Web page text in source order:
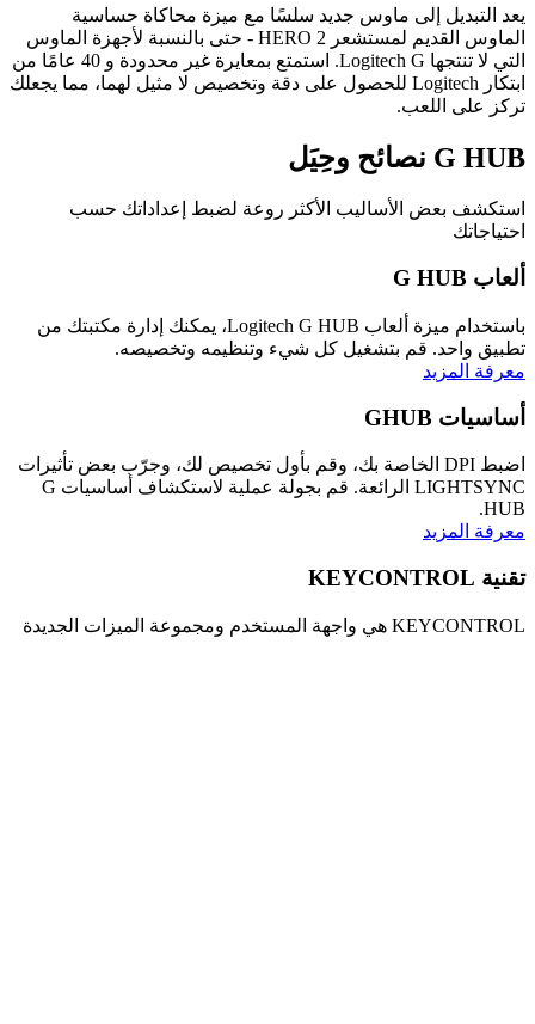
يعد التبديل إلى ماوس جديد سلسًا مع ميزة محاكاة حساسية
الماوس القديم لمستشعر HERO 2 - حتى بالنسبة لأجهزة الماوس
التي لا تنتجها Logitech G. استمتع بمعايرة غير محدودة و 40 عامًا من
ابتكار Logitech للحصول على دقة وتخصيص لا مثيل لهما، مما يجعلك
تركز على اللعب.
G HUB نصائح وحِيَل
استكشف بعض الأساليب الأكثر روعة لضبط إعداداتك حسب
احتياجاتك
ألعاب G HUB
باستخدام ميزة ألعاب Logitech G HUB، يمكنك إدارة مكتبتك من
تطبيق واحد. قم بتشغيل كل شيء وتنظيمه وتخصيصه.
معرفة المزيد
أساسيات GHUB
اضبط DPI الخاصة بك، وقم بأول تخصيص لك، وجرّب بعض تأثيرات
‏LIGHTSYNC الرائعة. قم بجولة عملية لاستكشاف أساسيات G
HUB.
معرفة المزيد
تقنية KEYCONTROL
KEYCONTROL هي واجهة المستخدم ومجموعة الميزات الجديدة